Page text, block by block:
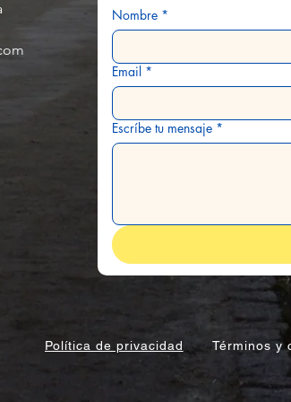
Nombre *
Email *
Escríbe tu mensaje *
Política de privacidad Términos y